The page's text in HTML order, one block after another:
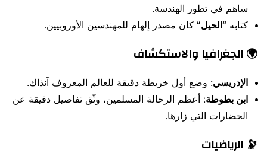
ساهم في تطور الهندسة.
كتابه “الحيل” كان مصدر إلهام للمهندسين الأوروبيين.
🌍 الجغرافيا والاستكشاف
الإدريسي: وضع أول خريطة دقيقة للعالم المعروف آنذاك.
ابن بطوطة: أعظم الرحالة المسلمين، وثّق تفاصيل دقيقة عن
الحضارات التي زارها.
🔭 الرياضيات